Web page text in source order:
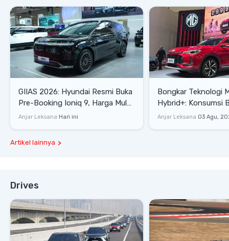
GIIAS 2026: Hyundai Resmi Buka
Pre-Booking Ioniq 9, Harga Mulai
Rp1,49 Miliar
Anjar Leksana Hari ini
Bongkar Teknologi
Hybrid+: Konsumsi
Tembus 27,7 Km/
Anjar Leksana 03 Agu,
Artikel lainnya
Drives